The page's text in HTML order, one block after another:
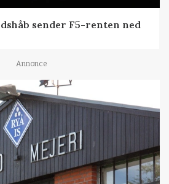
sender F5-renten ned
Annonce